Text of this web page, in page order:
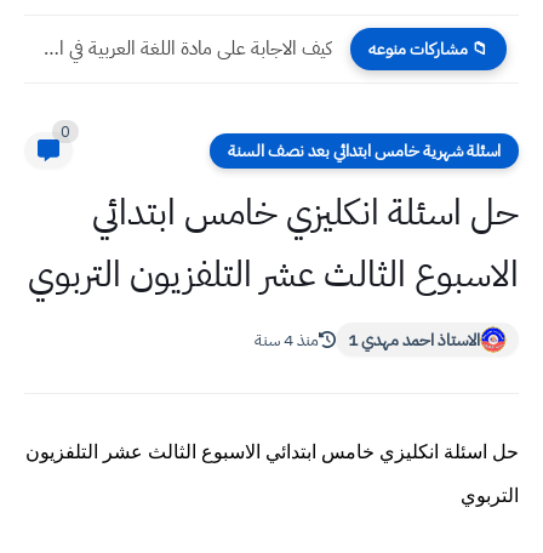
📁 مشاركات منوعه كيف الاجابة على مادة اللغة العربية في الامتحان الوزاري لصف...
اسئلة شهرية خامس ابتدائي بعد نصف السنة
0
حل اسئلة انكليزي خامس ابتدائي
الاسبوع الثالث عشر التلفزيون التربوي
الاستاذ احمد مهدي 1 منذ 4 سنة
حل اسئلة انكليزي خامس ابتدائي الاسبوع الثالث عشر التلفزيون
التربوي